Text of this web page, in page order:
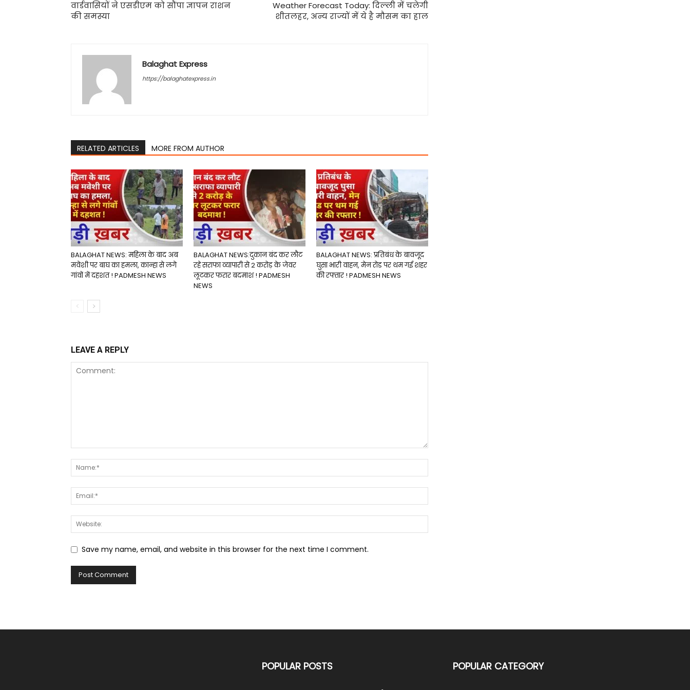
वार्डवासियों ने एसडीएम को सौंपा ज्ञापन राशन
की समस्या
Weather Forecast Today: दिल्‍ली में चलेगी
शीतलहर, अन्य राज्यों में ये है मौसम का हाल
Balaghat Express
https://balaghatexpress.in
RELATED ARTICLES MORE FROM AUTHOR
BALAGHAT NEWS: महिला के बाद अब
मवेशी पर बाघ का हमला, कान्हा से लगे
गांवों में दहशत ! PADMESH NEWS
BALAGHAT NEWS:दुकान बंद कर लौट
रहे सराफा व्यापारी से 2 करोड़ के जेवर
लूटकर फरार बदमाश ! PADMESH
NEWS
BALAGHAT NEWS: प्रतिबंध के बावजूद
घुसा भारी वाहन, मेन रोड पर थम गई शहर
की रफ्तार ! PADMESH NEWS
LEAVE A REPLY
Save my name, email, and website in this browser for the next time I comment.
POPULAR POSTS POPULAR CATEGORY